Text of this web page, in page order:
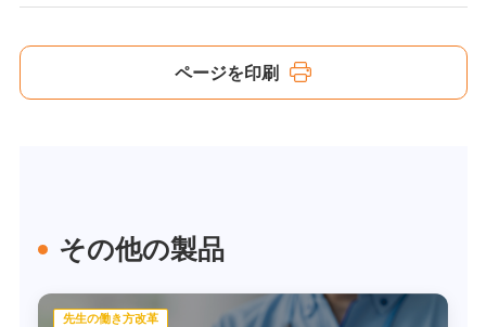
ページを印刷
その他の製品
先生の働き方改革